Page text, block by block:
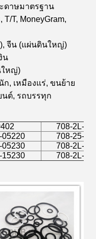
ดาษมาตรฐาน
T/T, MoneyGram,
จีน (แผ่นดินใหญ่)
น
ใหญ่)
ก, เหมืองแร่, ขนย้าย
นต์, รถบรรทุก
708-2L-
05220
708-25-
05230
708-2L-
15230 708-2L-